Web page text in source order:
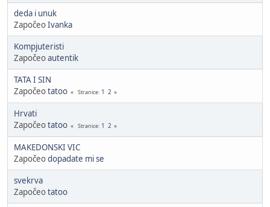
deda i unuk
ZapočeoIvanka
Kompjuteristi
Započeoautentik
TATA I SIN
Započeotatoo Stranice 1 2
Hrvati
Započeotatoo Stranice 1 2
MAKEDONSKI VIC
Započeodopadate mi se
svekrva
Započeotatoo